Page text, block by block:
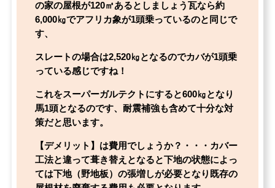
の家の屋根が120㎡あるとしましょう瓦なら約
6,000㎏でアフリカ象が1頭乗っているのと同じで
す、
スレートの場合は2,520㎏となるのでカバが1頭乗
っている感じですね！
これをスーパーガルテクトにすると600㎏となり
馬1頭となるのです、耐震補強も含めて十分な対
策だと思います。
【デメリット】は費用でしょうか？・・・カバー
工法と違って葺き替えとなると下地の状態によっ
ては下地（野地板）の張増しが必要となり既存の